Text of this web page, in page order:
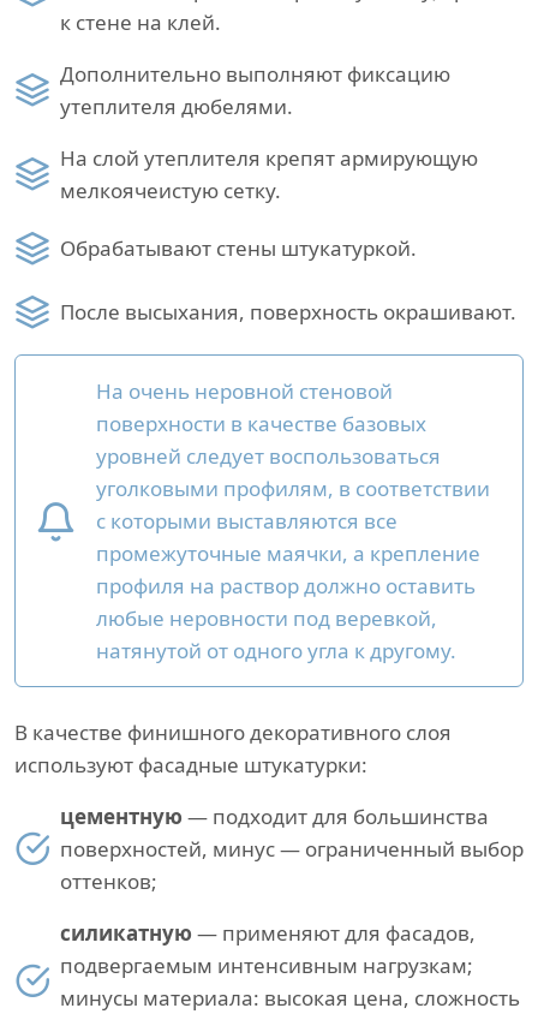
к стене на клей.
Дополнительно выполняют фиксацию
утеплителя дюбелями.
На слой утеплителя крепят армирующую
мелкоячеистую сетку.
Обрабатывают стены штукатуркой.
После высыхания, поверхность окрашивают.
На очень неровной стеновой
поверхности в качестве базовых
уровней следует воспользоваться
уголковыми профилям, в соответствии
с которыми выставляются все
промежуточные маячки, а крепление
профиля на раствор должно оставить
любые неровности под веревкой,
натянутой от одного угла к другому.
В качестве финишного декоративного слоя
используют фасадные штукатурки:
цементную — подходит для большинства
поверхностей, минус — ограниченный выбор
оттенков;
силикатную — применяют для фасадов,
подвергаемым интенсивным нагрузкам;
минусы материала: высокая цена, сложность